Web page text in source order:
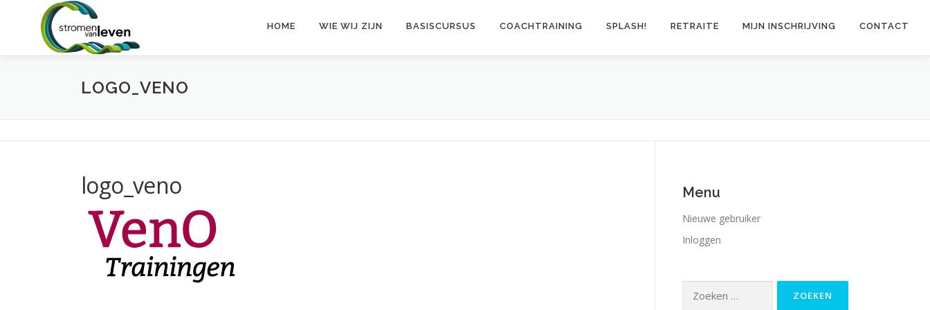
inhoud
HOME WIE WIJ ZIJN BASISCURSUS COACHTRAINING SPLASH! RETRAITE MIJN INSCHRIJVING CONTACT
LOGO_VENO
logo_veno Menu
Nieuwe gebruiker
Inloggen
naar: